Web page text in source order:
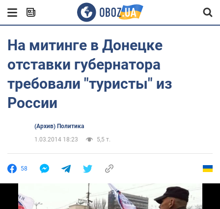
На митинге в Донецке
отставки губернатора
требовали "туристы" из
России
(Архив) Политика
1.03.2014 18:23
5,5 т.
58